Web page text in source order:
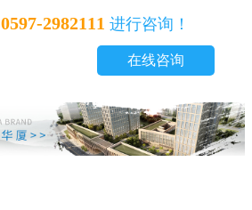
0597-2982111 进行咨询！
在线咨询